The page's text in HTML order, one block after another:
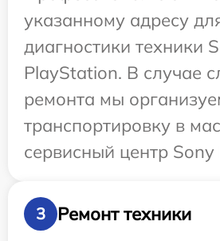
указанному адресу
диагностики техники
PlayStation. В случае
ремонта мы
транспортировку в
сервисный центр
3
Ремонт техники